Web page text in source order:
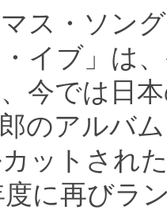
ス・ソン
・イブ」は
今では日
のアルバ
ットされ
に再びラ